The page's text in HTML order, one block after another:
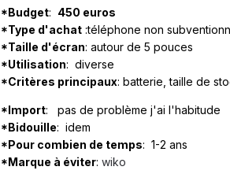
*Budget: 450 euros
*Type d'achat :téléphone non
*Taille d'écran: autour de 5 pouces
*Utilisation: diverse
*Critères principaux: batterie, taille de
*Import: pas de problème j'ai l'habitude
*Bidouille: idem
*Pour combien de temps: 1-2 ans
*Marque à éviter: wiko